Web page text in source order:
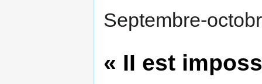
Septembre-
« II est